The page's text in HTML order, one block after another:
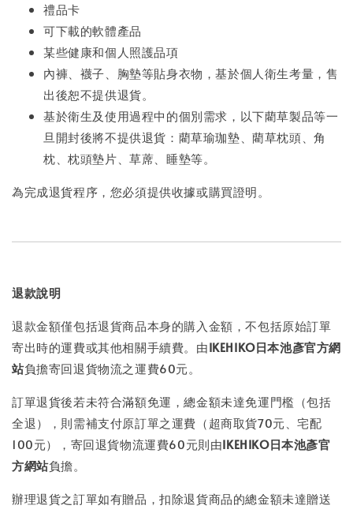
禮品卡
可下載的軟體產品
某些健康和個人照護品項
內褲、襪子、胸墊等貼身衣物，基於個人衛生考量，售
出後恕不提供退貨。
基於衛生及使用過程中的個別需求，以下藺草製品等一
旦開封後將不提供退貨：藺草瑜珈墊、藺草枕頭、角
枕、枕頭墊片、草蓆、睡墊等。
為完成退貨程序，您必須提供收據或購買證明。
退款說明
退款金額僅包括退貨商品本身的購入金額，不包括原始訂單
寄出時的運費或其他相關手續費。由IKEHIKO日本池彥官方網
站負擔寄回退貨物流之運費60元。
訂單退貨後若未符合滿額免運，總金額未達免運門檻（包括
全退），則需補支付原訂單之運費（超商取貨70元、宅配
100元），寄回退貨物流運費60元則由IKEHIKO日本池彥官
方網站負擔。
辦理退貨之訂單如有贈品，扣除退貨商品的總金額未達贈送